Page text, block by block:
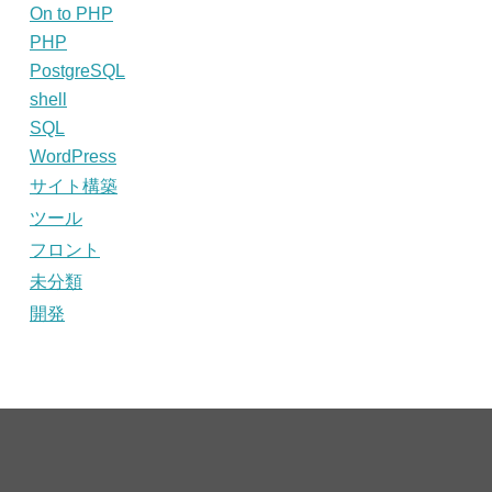
On to PHP
PHP
PostgreSQL
shell
SQL
WordPress
サイト構築
ツール
フロント
未分類
開発